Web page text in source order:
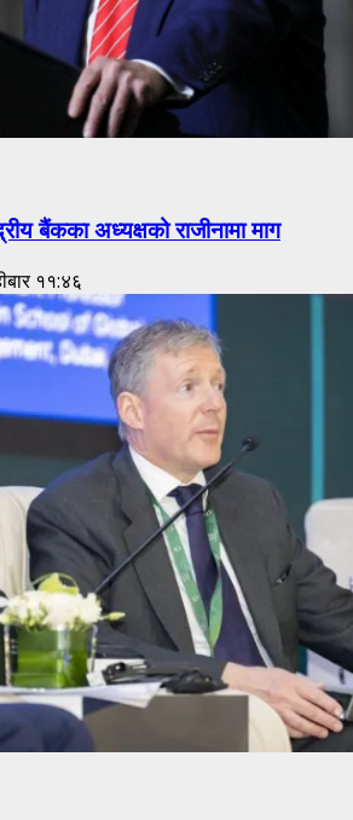
बैंकका अध्यक्षको राजीनामा माग
११:४६